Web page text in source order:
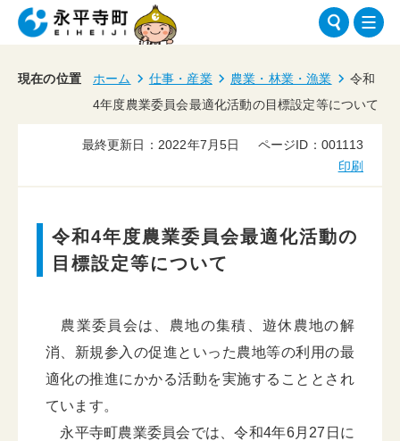
現在の位置 ホーム 仕事・産業 農業・林業・漁業
令和
4年度農業委員会最適化活動の目標設定等について
最終更新日：2022年7月5日
ページID：001113
印刷
令和4年度農業委員会最適化活動の
目標設定等について
農業委員会は、農地の集積、遊休農地の解
消、新規参入の促進といった農地等の利用の最
適化の推進にかかる活動を実施することとされ
ています。
永平寺町農業委員会では、令和4年6月27日に